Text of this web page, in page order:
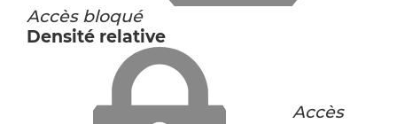
Accès bloqué
Densité relative
Accès